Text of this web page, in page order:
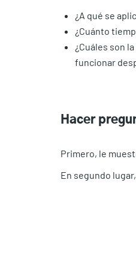
¿A qué se
¿Cuánto
¿Cuáles son
funcionar
Hacer
Primero, le
En segundo